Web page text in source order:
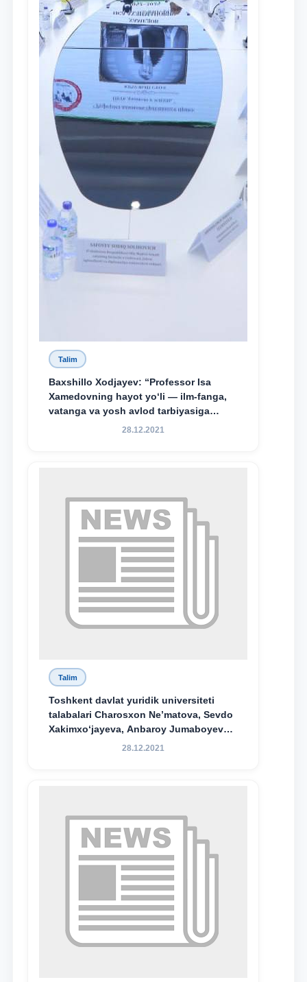
Talim
Baxshillo Xodjayev: “Professor Isa
Xamedovning hayot yo‘li — ilm-fanga,
vatanga va yosh avlod tarbiyasiga
sodiqlikning oliy namunasidir”.
28.12.2021
Talim
Toshkent davlat yuridik universiteti
talabalari Charosxon Ne’matova, Sevdo
Xakimxo‘jayeva, Anbaroy Jumaboyeva
hamda TDYU qoshidagi M.S.Vosiqova
bo‘ldi.
28.12.2021